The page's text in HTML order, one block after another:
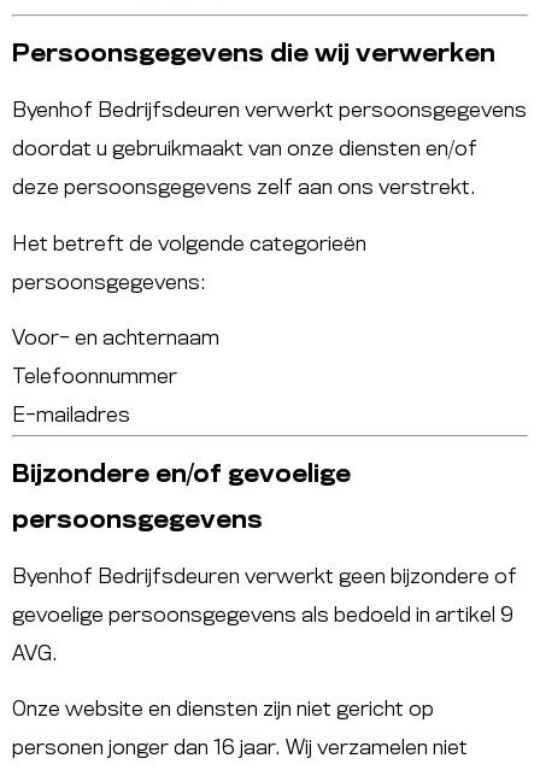
Persoonsgegevens die wij verwerken
Byenhof Bedrijfsdeuren verwerkt persoonsgegevens
doordat u gebruikmaakt van onze diensten en/of
deze persoonsgegevens zelf aan ons verstrekt.
Het betreft de volgende categorieën
persoonsgegevens:
Voor- en achternaam
Telefoonnummer
E-mailadres
Bijzondere en/of gevoelige
persoonsgegevens
Byenhof Bedrijfsdeuren verwerkt geen bijzondere of
gevoelige persoonsgegevens als bedoeld in artikel 9
AVG.
Onze website en diensten zijn niet gericht op
personen jonger dan 16 jaar. Wij verzamelen niet